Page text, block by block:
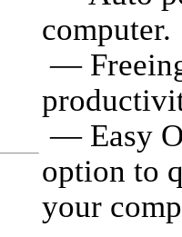
computer.
—
— Easy
option to
your